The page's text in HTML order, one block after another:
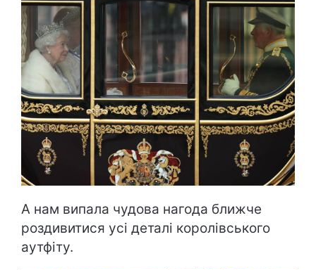
А нам випала чудова нагода ближче
роздивитися усі деталі королівського
аутфіту.